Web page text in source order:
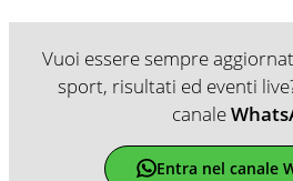
Vuoi essere sempre
sport, risultati ed eventi
canale
Entra nel canale